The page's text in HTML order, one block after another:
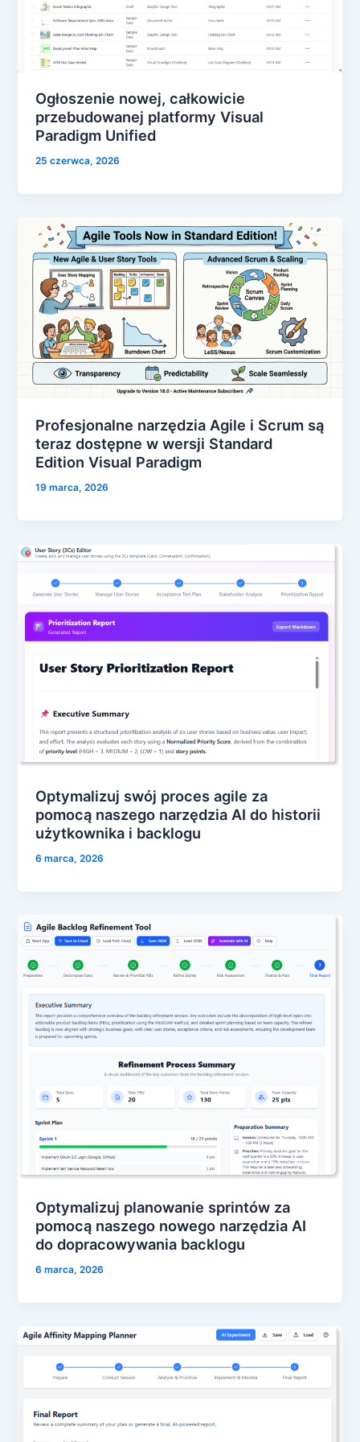
Ogłoszenie nowej, całkowicie
przebudowanej platformy Visual
Paradigm Unified
25 czerwca, 2026
Profesjonalne narzędzia Agile i Scrum są
teraz dostępne w wersji Standard
Edition Visual Paradigm
19 marca, 2026
Optymalizuj swój proces agile za
pomocą naszego narzędzia AI do historii
użytkownika i backlogu
6 marca, 2026
Optymalizuj planowanie sprintów za
pomocą naszego nowego narzędzia AI
do dopracowywania backlogu
6 marca, 2026